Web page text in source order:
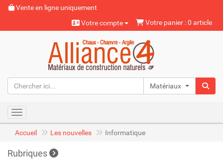
Vente en ligne uniquement
Votre compte
Votre panier : 0 article
Matériaux naturels
Toggle navigation
Accueil Les nouvelles Informatique
Rubriques